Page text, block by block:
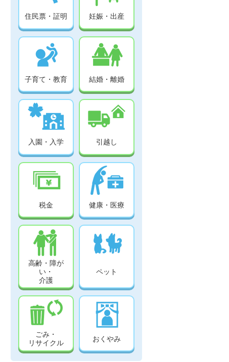
住民票・証明 妊娠・出産
子育て・教育 結婚・離婚
入園・入学 引越し
税金 健康・医療
高齢・障が
い・
介護
ペット
ごみ・
リサイクル
おくやみ